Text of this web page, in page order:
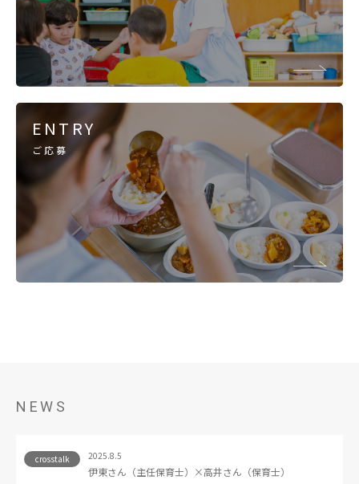
ENTRY
ご応募
NEWS
crosstalk 2025.8.5
伊東さん（主任保育士）×高井さん（保育士）